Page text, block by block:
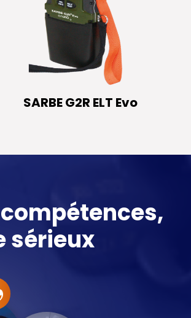
SARBE G2R ELT Evo
sérieux